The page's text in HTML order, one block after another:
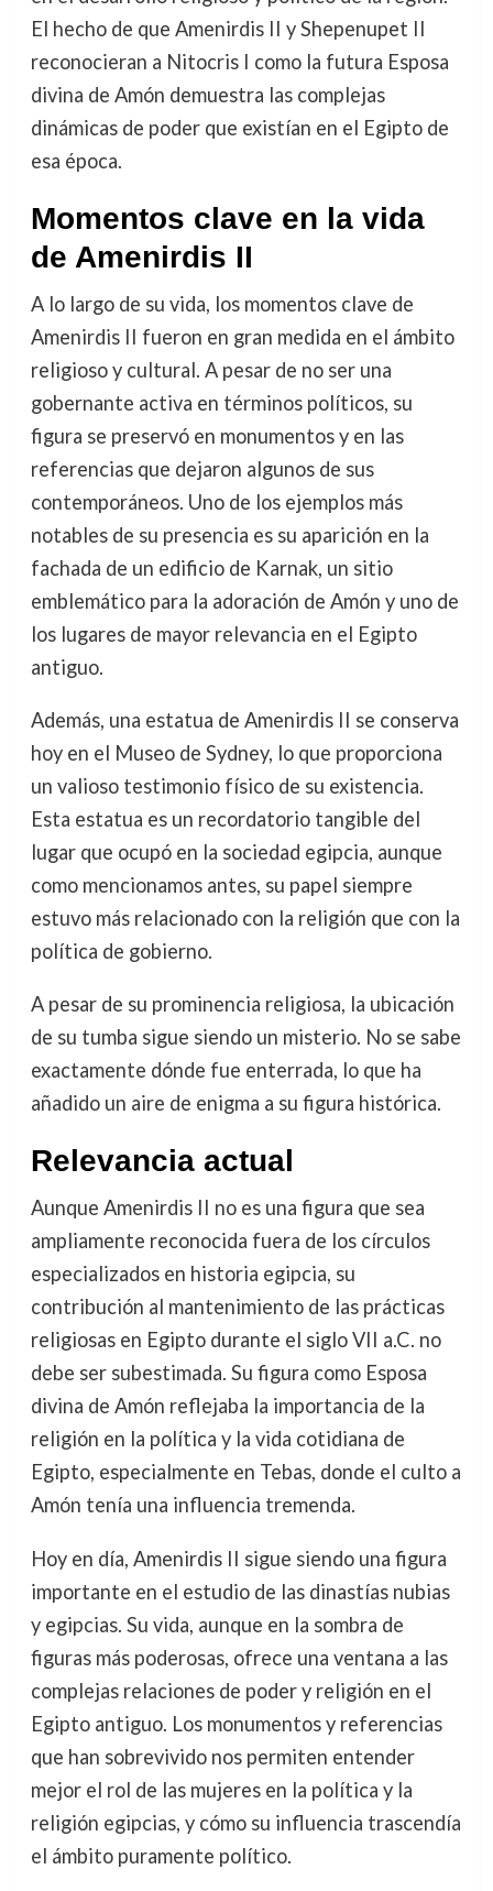
El hecho de que Amenirdis II y Shepenupet II
reconocieran a Nitocris I como la futura Esposa
divina de Amón demuestra las complejas
dinámicas de poder que existían en el Egipto de
esa época.
Momentos clave en la vida
de Amenirdis II
A lo largo de su vida, los momentos clave de
Amenirdis II fueron en gran medida en el ámbito
religioso y cultural. A pesar de no ser una
gobernante activa en términos políticos, su
figura se preservó en monumentos y en las
referencias que dejaron algunos de sus
contemporáneos. Uno de los ejemplos más
notables de su presencia es su aparición en la
fachada de un edificio de Karnak, un sitio
emblemático para la adoración de Amón y uno de
los lugares de mayor relevancia en el Egipto
antiguo.
Además, una estatua de Amenirdis II se conserva
hoy en el Museo de Sydney, lo que proporciona
un valioso testimonio físico de su existencia.
Esta estatua es un recordatorio tangible del
lugar que ocupó en la sociedad egipcia, aunque
como mencionamos antes, su papel siempre
estuvo más relacionado con la religión que con la
política de gobierno.
A pesar de su prominencia religiosa, la ubicación
de su tumba sigue siendo un misterio. No se sabe
exactamente dónde fue enterrada, lo que ha
añadido un aire de enigma a su figura histórica.
Relevancia actual
Aunque Amenirdis II no es una figura que sea
ampliamente reconocida fuera de los círculos
especializados en historia egipcia, su
contribución al mantenimiento de las prácticas
religiosas en Egipto durante el siglo VII a.C. no
debe ser subestimada. Su figura como Esposa
divina de Amón reflejaba la importancia de la
religión en la política y la vida cotidiana de
Egipto, especialmente en Tebas, donde el culto a
Amón tenía una influencia tremenda.
Hoy en día, Amenirdis II sigue siendo una figura
importante en el estudio de las dinastías nubias
y egipcias. Su vida, aunque en la sombra de
figuras más poderosas, ofrece una ventana a las
complejas relaciones de poder y religión en el
Egipto antiguo. Los monumentos y referencias
que han sobrevivido nos permiten entender
mejor el rol de las mujeres en la política y la
religión egipcias, y cómo su influencia trascendía
el ámbito puramente político.